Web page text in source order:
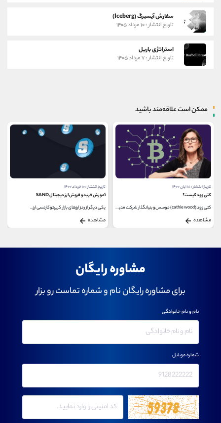
سفارش آیسبرگ (Iceberg)
تاریخ انتشار : ۱۰ مرداد ۱۴۰۵
استراتژی باربل
تاریخ انتشار : ۷ مرداد ۱۴۰۵
ممکن است علاقه‌مند باشید
تاریخ انتشار : ۱۰ خرداد ۱۴۰۰
آموزش خرید و فروش ارز دیجیتال SAND
یکی دیگر از رمز ارزهای بازار کریپتوکارنسی ارز...
مشاهده
تاریخ انتشار : ۹ بهمن ۱۴۰۰
مقایسه وب سایت کریپتوکوانت و گلس نود
مشاهده
مشاوره رایگان
برای مشاوره رایگان نام و شماره تماست رو بزار
نام و نام خانوادگی
شماره موبایل